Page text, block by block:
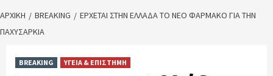
ΑΡΧΙΚΉ BREAKING
ΈΡΧΕΤΑΙ ΣΤΗΝ ΕΛΛΆΔΑ ΤΟ ΝΈΟ ΦΆΡΜΑΚΟ ΓΙΑ ΤΗΝ
ΠΑΧΥΣΑΡΚΊΑ
BREAKING ΥΓΕΙΑ & ΕΠΙΣΤΗΜΗ